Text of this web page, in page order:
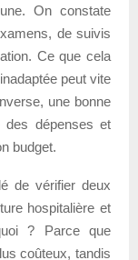
On constate
de suivis
Ce que cela
peut vite
une bonne
des dépenses et
budget.
de vérifier deux
hospitalière et
? Parce que
coûteux, tandis